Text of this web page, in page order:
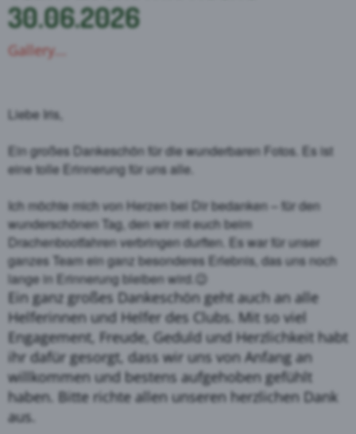
30.06.2026
Gallery...
Liebe Iris,
Ein großes Dankeschön für die wunderbaren Fotos. Es ist
eine tolle Erinnerung für uns alle.
Ich möchte mich von Herzen bei Dir bedanken – für den
wunderschönen Tag, den wir mit euch beim
Drachenbootfahren verbringen durften. Es war für unser
ganzes Team ein ganz besonderes Erlebnis, das uns noch
lange in Erinnerung bleiben wird. 😉
Ein ganz großes Dankeschön geht auch an alle
Helferinnen und Helfer des Clubs. Mit so viel
Engagement, Freude, Geduld und Herzlichkeit habt
ihr dafür gesorgt, dass wir uns von Anfang an
willkommen und bestens aufgehoben gefühlt
haben. Bitte richte allen unseren herzlichen Dank
aus.